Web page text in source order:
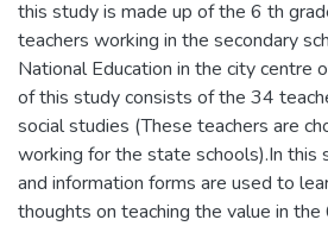
this study is made up of the 6 th
teachers working in the secondary
National Education in the city centre
of this study consists of the 34
social studies (These teachers are
working for the state schools).In this
and information forms are used to
thoughts on teaching the value in